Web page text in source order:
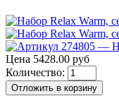
Цена 5428.00 руб
Количество:
Отложить в корзину